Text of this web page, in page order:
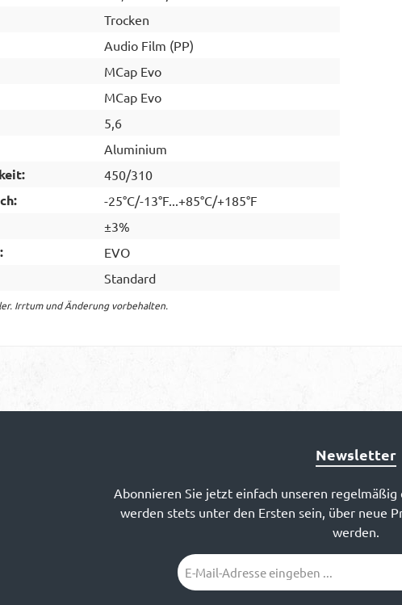
Trocken
Audio Film (PP)
MCap Evo
MCap Evo
5,6
Aluminium
450/310
-25°C/-13°F...+85°C/+185°F
±3%
EVO
Standard
Irrtum und Änderung vorbehalten.
Newsletter
Abonnieren Sie jetzt einfach unseren
werden stets unter den Ersten sein, über neue
werden.
E-
Mail-